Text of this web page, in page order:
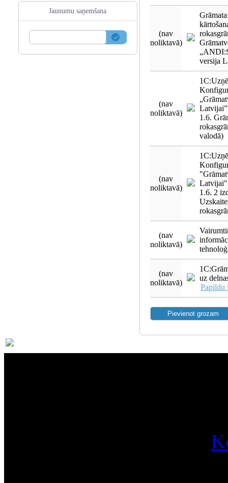
Jaunumu saņemšana
(nav
noliktavā)
versija
(nav
noliktavā)
1.6.
valodā)
(nav
noliktavā)
1.6. 2
(nav
noliktavā)
(nav
noliktavā)
uz
Papildu